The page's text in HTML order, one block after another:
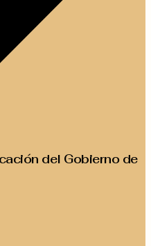
del Gobierno de